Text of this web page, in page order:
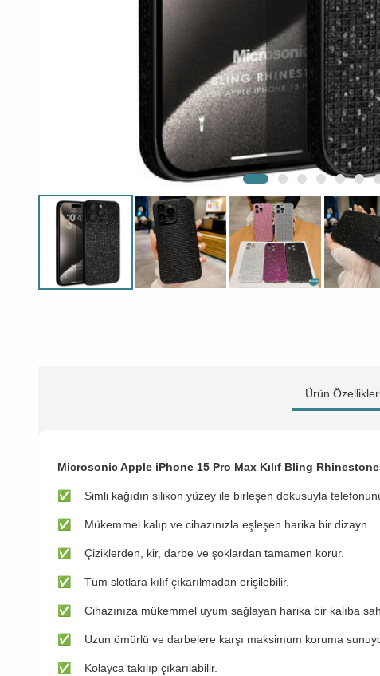
Ürün
Microsonic Apple iPhone 15 Pro Max Kılıf Bling
✅ Simli kağıdın silikon yüzey ile birleşen dokusuyla
✅ Mükemmel kalıp ve cihazınızla eşleşen harika bir dizayn.
✅ Çiziklerden, kir, darbe ve şoklardan tamamen korur.
✅ Tüm slotlara kılıf çıkarılmadan erişilebilir.
✅ Cihazınıza mükemmel uyum sağlayan harika bir kalıba
✅ Uzun ömürlü ve darbelere karşı maksimum koruma
✅ Kolayca takılıp çıkarılabilir.